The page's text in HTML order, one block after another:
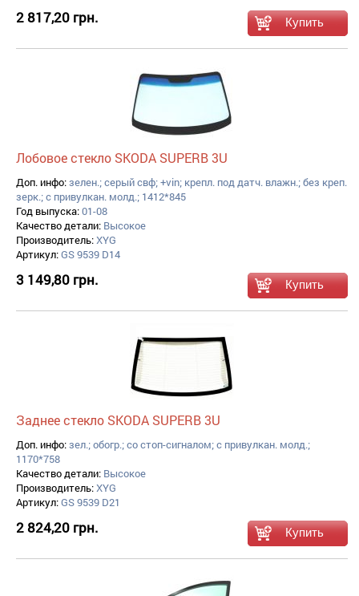
2 817,20 грн.
Лобовое стекло SKODA SUPERB 3U
Доп. инфо:зелен.; серый свф; +vin; крепл. под датч. влажн.; без креп.
зерк.; с привулкан. молд.; 1412*845
Год выпуска:01-08
Качество детали: Высокое
Производитель:XYG
Артикул:GS 9539 D14
3 149,80 грн.
Заднее стекло SKODA SUPERB 3U
Доп. инфо:зел.; обогр.; со стоп-сигналом; с привулкан. молд.;
1170*758
Качество детали: Высокое
Производитель:XYG
Артикул:GS 9539 D21
2 824,20 грн.